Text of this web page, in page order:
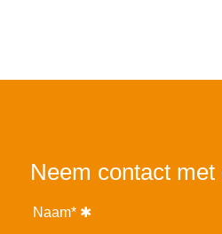
Neem contact met
Naam*